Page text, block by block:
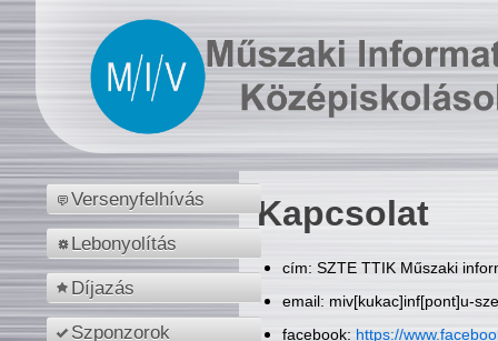
Versenyfelhívás
Lebonyolítás
Díjazás
Szponzorok
Kapcsolat
cím: SZTE TTIK Műszaki
email: miv[kukac]inf[pont]u-
facebook: https://